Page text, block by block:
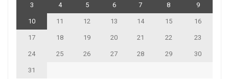
3 4 5 6 7 8 9
10 11 12 13 14 15 16
17 18 19 20 21 22 23
24 25 26 27 28 29 30
31